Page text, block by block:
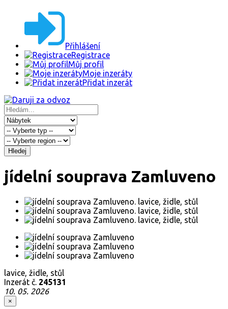
Přihlášení
Registrace
Můj profil
Moje inzeráty
Přidat inzerát
Hledej
jídelní souprava Zamluveno
lavice, židle, stůl
Inzerát č. 245131
10. 05. 2026
×